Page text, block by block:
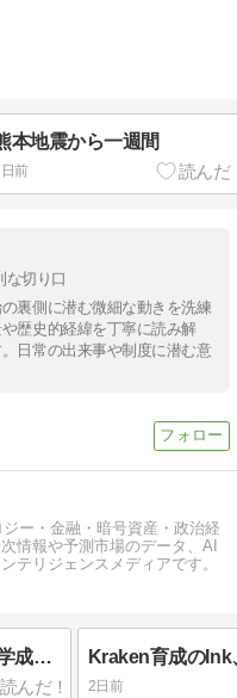
本地震から一週間
前
な切り口
裏側に潜む微細な動きを洗練
歴史的経緯を丁寧に読み解
日常の出来事や制度に潜む意
ー・金融・暗号資産・政治経
情報や予測市場のデータ、AI
テリジェンスメディアです。
OpenAIが次期主力「Astra」の数学成果を公開、GPT-6一般提供は未確認
2日前